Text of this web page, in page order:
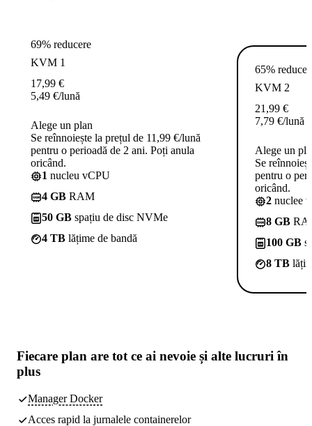
69% reducere
KVM 1
17,99 €
5,49 €/lună
Alege un plan
Se reînnoiește la prețul de 11,99 €/lună
pentru o perioadă de 2 ani. Poți anula
oricând.
1 nucleu vCPU
4 GB RAM
50 GB spațiu de disc NVMe
4 TB lățime de bandă
65%
KVM 2
21,99 €
7,79 €/lună
Alege un
Se
pentru o
oricând.
2 nuclee
8 GB
100 GB
8 TB
Fiecare plan are tot ce ai nevoie și alte lucruri în
plus
Manager Docker
Acces rapid la jurnalele containerelor